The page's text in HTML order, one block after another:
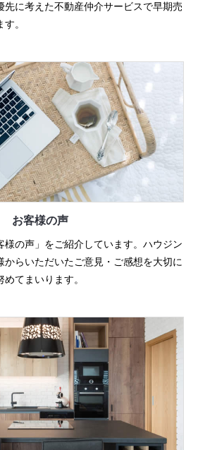
先に考えた不動産仲介サービスで早期売
。
お客様の声
様の声」をご紹介しています。ハウジン
からいただいたご意見・ご感想を大切に
てまいります。